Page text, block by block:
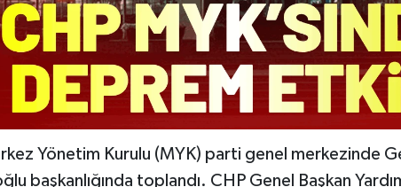
Yönetim Kurulu (MYK) parti genel merkezinde
başkanlığında toplandı. CHP Genel Başkan